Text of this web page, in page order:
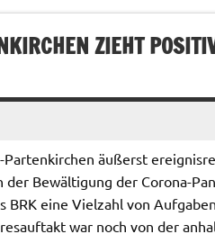
ZIEHT
äußerst
Bewältigung der Corona-
BRK eine Vielzahl von
war noch von der